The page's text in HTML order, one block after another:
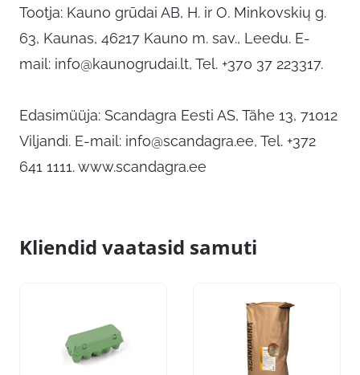
Tootja: Kauno grūdai AB, H. ir O. Minkovskių g.
63, Kaunas, 46217 Kauno m. sav., Leedu. E-
mail: info@kaunogrudai.lt, Tel. +370 37 223317.
Edasimüüja: Scandagra Eesti AS, Tähe 13, 71012
Viljandi. E-mail: info@scandagra.ee, Tel. +372
641 1111. www.scandagra.ee
Kliendid vaatasid samuti